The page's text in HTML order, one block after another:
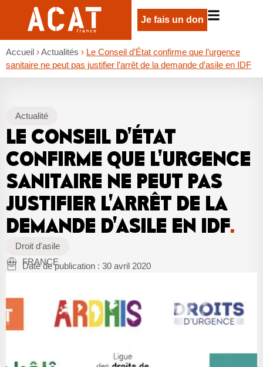
Je fais un don
Accueil ›Actualités › Le Conseil d’État confirme que l’urgence
sanitaire ne peut pas justifier l’arrêt de la demande d’asile en IDF
Actualité
LE CONSEIL D’ÉTAT
CONFIRME QUE L’URGENCE
SANITAIRE NE PEUT PAS
JUSTIFIER L’ARRÊT DE LA
DEMANDE D’ASILE EN IDF.
Droit d'asile
FRANCE
Date de publication : 30 avril 2020